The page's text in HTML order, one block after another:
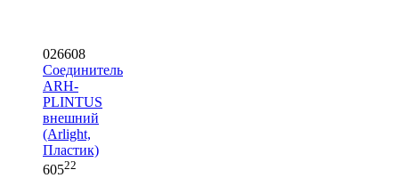
026608
Соединитель
ARH-
PLINTUS
внешний
(Arlight,
Пластик)
60522